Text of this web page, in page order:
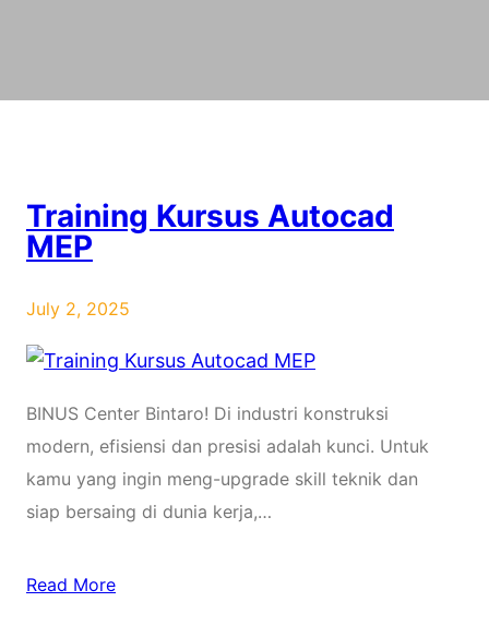
Training Kursus Autocad
MEP
July 2, 2025
BINUS Center Bintaro! Di industri konstruksi
modern, efisiensi dan presisi adalah kunci. Untuk
kamu yang ingin meng-upgrade skill teknik dan
siap bersaing di dunia kerja,…
Read More